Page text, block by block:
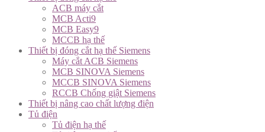
ACB máy cắt
MCB Acti9
MCB Easy9
MCCB hạ thế
Thiết bị đóng cắt hạ thế Siemens
Máy cắt ACB Siemens
MCB SINOVA Siemens
MCCB SINOVA Siemens
RCCB Chống giật Siemens
Thiết bị nâng cao chất lượng điện
Tủ điện
Tủ điện hạ thế